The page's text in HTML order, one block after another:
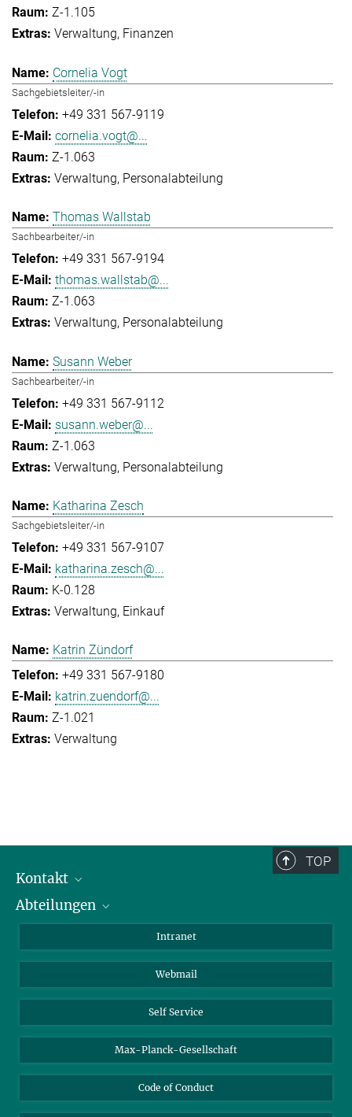
Z-1.105
Verwaltung Finanzen
Cornelia Vogt
Sachgebietsleiter/-in
+49 331 567-9119
cornelia.vogt@...
Z-1.063
Verwaltung Personalabteilung
Thomas Wallstab
Sachbearbeiter/-in
+49 331 567-9194
thomas.wallstab@...
Z-1.063
Verwaltung Personalabteilung
Susann Weber
Sachbearbeiter/-in
+49 331 567-9112
susann.weber@...
Z-1.063
Verwaltung Personalabteilung
Katharina Zesch
Sachgebietsleiter/-in
+49 331 567-9107
katharina.zesch@...
K-0.128
Verwaltung Einkauf
Katrin Zündorf
+49 331 567-9180
katrin.zuendorf@...
Z-1.021
Verwaltung
TOP
Kontakt
Mitarbeiterverzeichnis
Abteilungen
Biomolekulare Systeme
Kolloidchemie
Nachhaltige und Bio-inspirierte Materialien
Intranet
Webmail
Self Service
Max-Planck-Gesellschaft
Code of Conduct